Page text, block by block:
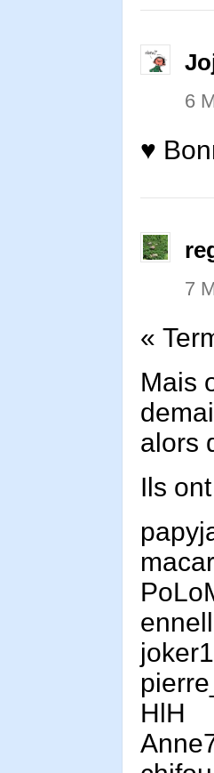
6
♥
7
«
Mais
alors
Ils
HlH